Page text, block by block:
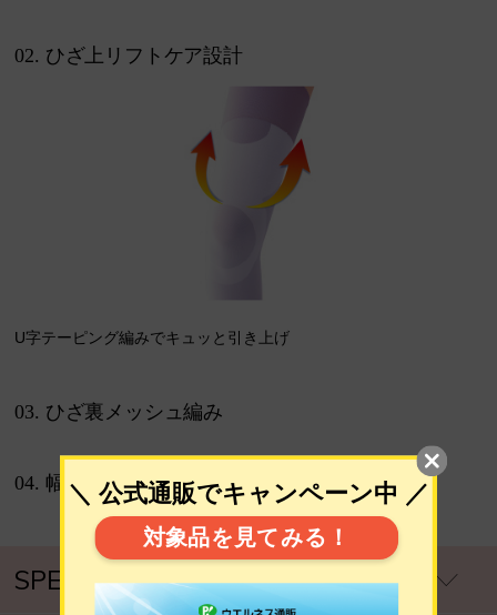
02. ひざ上リフトケア設計
U字テーピング編みでキュッと引き上げ
03. ひざ裏メッシュ編み
04. 幅広くちゴム
SPEC 製品仕様